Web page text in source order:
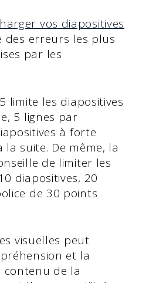
vos diapositives
des erreurs les plus
par les
limite les diapositives
5 lignes par
à forte
suite. De même, la
de limiter les
diapositives, 20
de 30 points
visuelles peut
et la
contenu de la